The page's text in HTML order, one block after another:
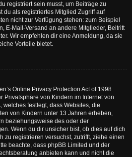
registriert sein musst, um Beiträge zu
du als registriertes Mitglied Zugriff auf
nicht zur Verfügung stehen: zum Beispiel
E-Mail-Versand an andere Mitglieder, Beitritt
Wir empfehlen dir eine Anmeldung, da sie
Vorteile bietet.
Online Privacy Protection Act of 1998
Privatsphäre von Kindern im Internet von
welches festlegt, dass Websites, die
von Kindern unter 13 Jahren erheben,
beziehungsweise des oder der
Wenn du dir unsicher bist, ob dies auf dich
zu registrieren versuchst, zutrifft, ziehe einen
beachte, dass phpBB Limited und der
anbieten kann und nicht die